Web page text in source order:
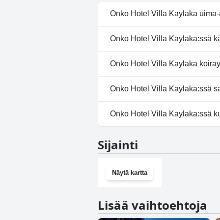
Onko Hotel Villa Kaylaka
Kyllä, Hotel Villa Kaylaka:ssä
uima-allas, Ulkouima-allas.
Onko Hotel Villa Kaylaka:ssä
Kyllä, Hotel Villa Kaylaka
Onko Hotel Villa Kaylaka
Ei, Hotel Villa Kaylaka ei salli
Onko Hotel Villa Kaylaka:ssä
Ei, Hotel Villa Kaylaka ei
Onko Hotel Villa Kaylaka:ssä
Sijainti
Näytä kartta
Lisää vaihtoehtoja